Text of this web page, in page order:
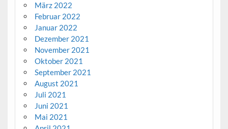
März 2022
Februar 2022
Januar 2022
Dezember 2021
November 2021
Oktober 2021
September 2021
August 2021
Juli 2021
Juni 2021
Mai 2021